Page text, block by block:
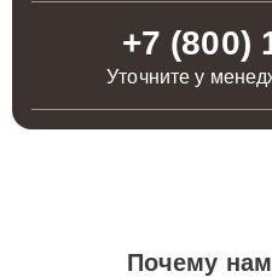
+7 (800)
Уточните у
Почему